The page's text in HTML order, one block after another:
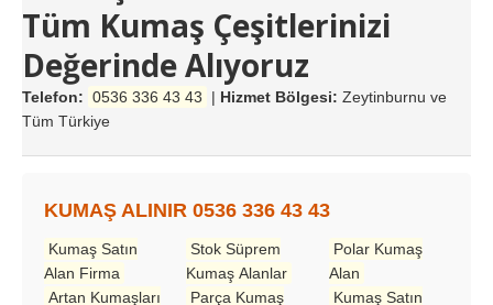
Tüm Kumaş Çeşitlerinizi
Değerinde Alıyoruz
Telefon: 0536 336 43 43 | Hizmet Bölgesi: Zeytinburnu ve
Tüm Türkiye
KUMAŞ ALINIR 0536 336 43 43
Kumaş Satın
Alan Firma
Artan Kumaşları
Stok Süprem
Kumaş Alanlar
Parça Kumaş
Polar Kumaş
Alan
Kumaş Satın